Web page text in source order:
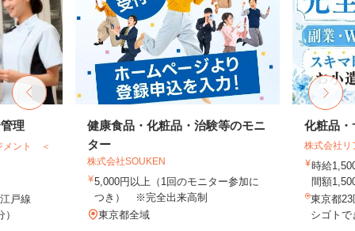
理
メント ＜
戸線
健康食品・化粧品・治験等のモニ
ター
株式会社SOUKEN
5,000円以上（1回のモニター参加に
つき） ※完全出来高制
東京都全域
化粧品・
株式会社リ
時給
間額
東京都
シゴト